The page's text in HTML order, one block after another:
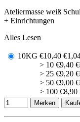
Ateliermasse weiß
+ Einrichtungen
Alles Lesen
10KG €10,40
> 10 €9,40
> 25 €9,20
> 50 €9,00
> 100 €8,90
Merken